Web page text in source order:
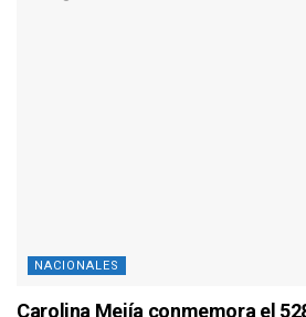
NACIONALES
Carolina Mejía conmemora el